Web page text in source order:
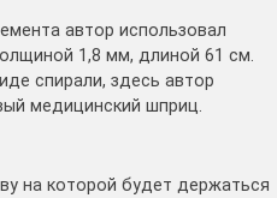
автор использовал
1,8 мм, длиной 61 см.
спирали, здесь автор
медицинский шприц.
на которой будет держаться